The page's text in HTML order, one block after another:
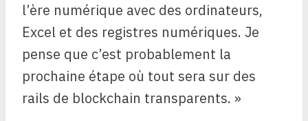
l’ère numérique avec des ordinateurs,
Excel et des registres numériques. Je
pense que c’est probablement la
prochaine étape où tout sera sur des
rails de blockchain transparents. »